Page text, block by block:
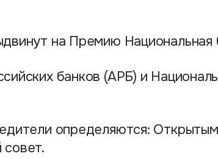
на Премию Национальная
банков (АРБ) и
определяются: